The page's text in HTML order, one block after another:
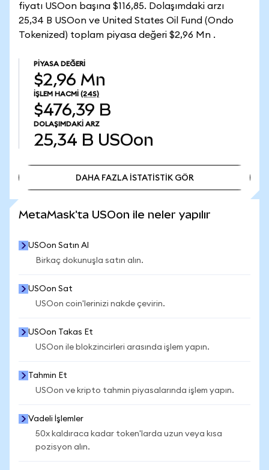
fiyatı USOon başına $116,85. Dolaşımdaki arzı
25,34 B USOon ve United States Oil Fund (Ondo
Tokenized) toplam piyasa değeri $2,96 Mn .
PIYASA DEĞERI
$2,96 Mn
İŞLEM HACMI (24S)
$476,39 B
DOLAŞIMDAKI ARZ
25,34 B USOon
DAHA FAZLA İSTATİSTİK GÖR
MetaMask'ta USOon ile neler yapılır
USOon Satın Al
Birkaç dokunuşla satın alın.
USOon Sat
USOon coin'lerinizi nakde çevirin.
USOon Takas Et
USOon ile blokzincirleri arasında işlem yapın.
Tahmin Et
USOon ve kripto tahmin piyasalarında işlem yapın.
Vadeli İşlemler
50x kaldıraca kadar token'larda uzun veya kısa
pozisyon alın.